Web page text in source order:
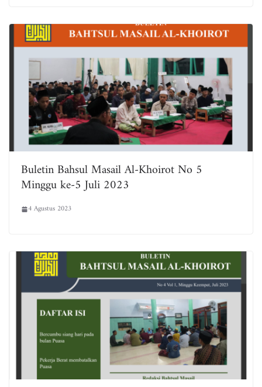
Buletin Bahsul Masail Al-Khoirot No 5
Minggu ke-5 Juli 2023
4 Agustus 2023